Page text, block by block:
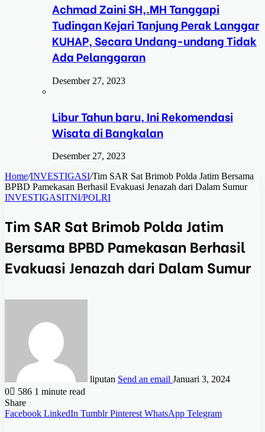
Achmad Zaini SH,.MH Tanggapi
Tudingan Kejari Tanjung Perak Langgar
KUHAP, Secara Undang-undang Tidak
Ada Pelanggaran
Desember 27, 2023
Libur Tahun baru, Ini Rekomendasi
Wisata di Bangkalan
Desember 27, 2023
Home/INVESTIGASI/Tim SAR Sat Brimob Polda Jatim Bersama
BPBD Pamekasan Berhasil Evakuasi Jenazah dari Dalam Sumur
INVESTIGASITNI/POLRI
Tim SAR Sat Brimob Polda Jatim
Bersama BPBD Pamekasan Berhasil
Evakuasi Jenazah dari Dalam Sumur
liputan Send an email Januari 3, 2024
0
586 1 minute read
Share
Facebook LinkedIn Tumblr Pinterest WhatsApp Telegram